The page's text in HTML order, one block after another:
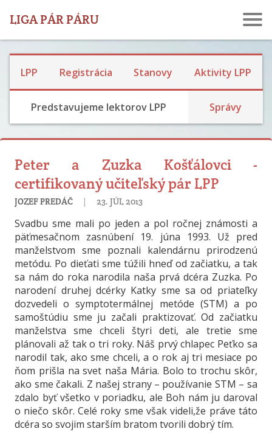
LIGA PÁR PÁRU
LPP Registrácia Stanovy Aktivity LPP
Predstavujeme lektorov LPP Správy
Peter a Zuzka Košťálovci -
certifikovaný učiteľský pár LPP
JOZEF PREDÁČ |23. JÚL 2013
Svadbu sme mali po jeden a pol ročnej známosti a
päťmesačnom zasnúbení 19. júna 1993. Už pred
manželstvom sme poznali kalendárnu prirodzenú
metódu. Po dieťati sme túžili hneď od začiatku, a tak
sa nám do roka narodila naša prvá dcéra Zuzka. Po
narodení druhej dcérky Katky sme sa od priateľky
dozvedeli o symptotermálnej metóde (STM) a po
samoštúdiu sme ju začali praktizovať. Od začiatku
manželstva sme chceli štyri deti, ale tretie sme
plánovali až tak o tri roky. Náš prvý chlapec Peťko sa
narodil tak, ako sme chceli, a o rok aj tri mesiace po
ňom prišla na svet naša Mária. Bolo to trochu skôr,
ako sme čakali. Z našej strany – používanie STM – sa
zdalo byť všetko v poriadku, ale Boh nám ju daroval
o niečo skôr. Celé roky sme však videli,že práve táto
dcéra so svojim starším bratom tvorili dobrý tím.